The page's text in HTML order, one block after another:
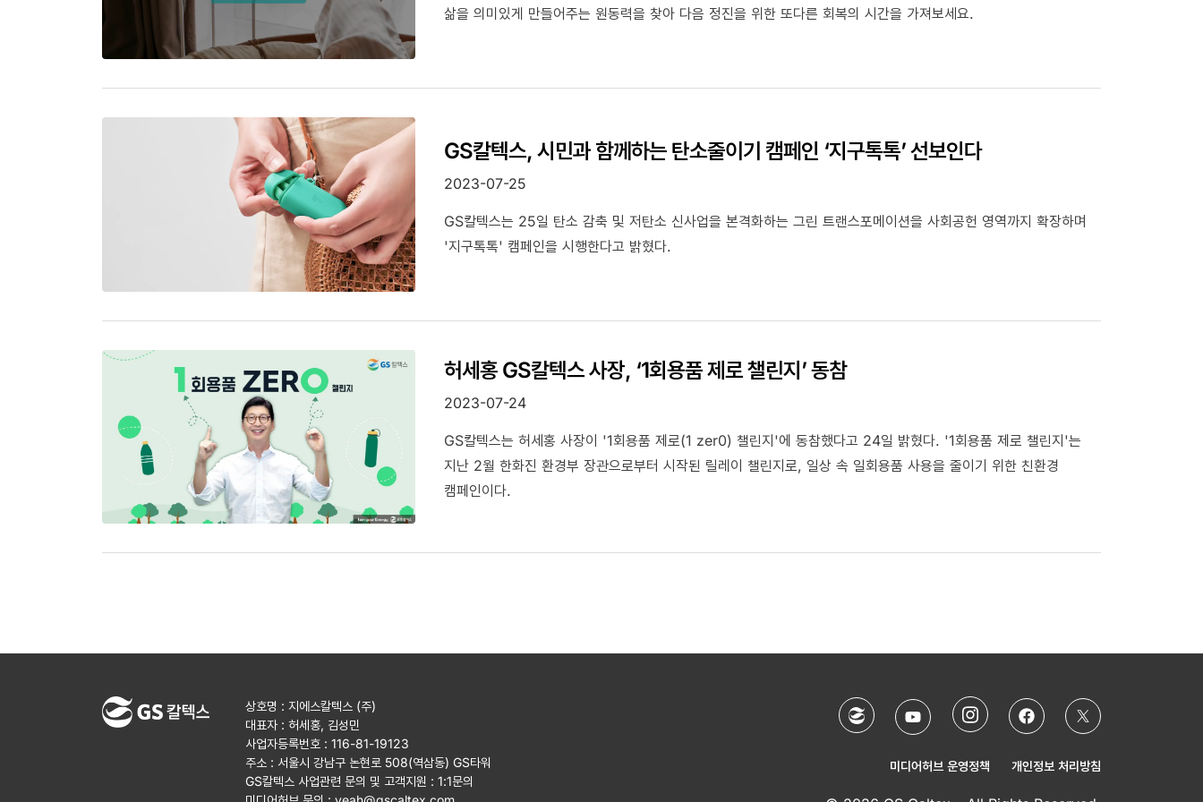
삶을 의미있게 만들어주는 원동력을 찾아 다음 정진을 위한 또다른 회복의 시간을 가져보세요.
GS칼텍스, 시민과 함께하는 탄소줄이기 캠페인 ‘지구톡톡’ 선보인다
2023-07-25
GS칼텍스는 25일 탄소 감축 및 저탄소 신사업을 본격화하는 그린 트랜스포메이션을 사회공헌 영역까지 확장하며
'지구톡톡' 캠페인을 시행한다고 밝혔다.
허세홍 GS칼텍스 사장, ‘1회용품 제로 챌린지’ 동참
2023-07-24
GS칼텍스는 허세홍 사장이 '1회용품 제로(1 zer0) 챌린지'에 동참했다고 24일 밝혔다. '1회용품 제로 챌린지'는
지난 2월 한화진 환경부 장관으로부터 시작된 릴레이 챌린지로, 일상 속 일회용품 사용을 줄이기 위한 친환경
캠페인이다.
상호명 : 지에스칼텍스 (주)
대표자 : 허세홍, 김성민
사업자등록번호 : 116-81-19123
주소 : 서울시 강남구 논현로 508(역삼동) GS타워
GS칼텍스 사업관련 문의 및 고객지원 : 1:1문의
미디어허브 운영정책 개인정보 처리방침